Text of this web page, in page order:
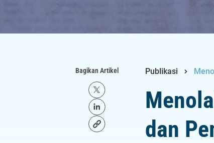
Bagikan Artikel Publikasi
dan